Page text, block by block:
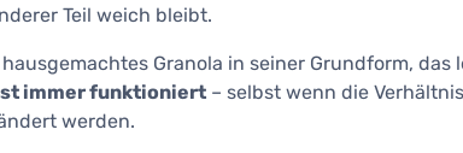
Teil weich bleibt.
Granola in seiner Grundform,
immer funktioniert – selbst wenn die
werden.